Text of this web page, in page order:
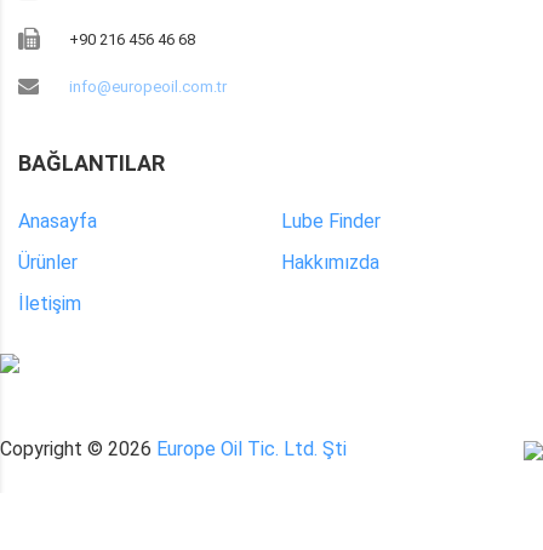
+90 216 456 46 68
info@europeoil.com.tr
BAĞLANTILAR
Anasayfa
Lube Finder
Ürünler
Hakkımızda
İletişim
Copyright © 2026 Europe Oil Tic. Ltd. Şti